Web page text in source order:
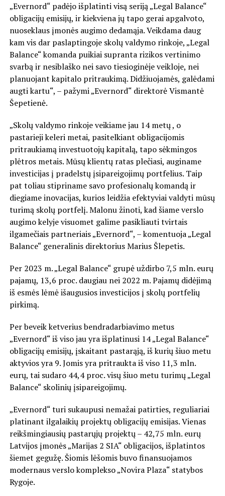
„Evernord“ padėjo išplatinti visą seriją „Legal Balance“
obligacijų emisijų, ir kiekviena jų tapo gerai apgalvoto,
nuoseklaus įmonės augimo dedamąja. Veikdama daug
kam vis dar paslaptingoje skolų valdymo rinkoje, „Legal
Balance“ komanda puikiai supranta rizikos vertinimo
svarbą ir nesiblaško nei savo tiesioginėje veikloje, nei
planuojant kapitalo pritraukimą. Didžiuojamės, galėdami
augti kartu“, – pažymi „Evernord“ direktorė Vismantė
Šepetienė.
„Skolų valdymo rinkoje veikiame jau 14 metų , o
pastarieji keleri metai, pasitelkiant obligacijomis
pritraukiamą investuotojų kapitalą, tapo sėkmingos
plėtros metais. Mūsų klientų ratas plečiasi, auginame
investicijas į pradelstų įsipareigojimų portfelius. Taip
pat toliau stipriname savo profesionalų komandą ir
diegiame inovacijas, kurios leidžia efektyviai valdyti mūsų
turimą skolų portfelį. Malonu žinoti, kad šiame verslo
augimo kelyje visuomet galime pasikliauti tvirtais
ilgamečiais partneriais „Evernord“, – komentuoja „Legal
Balance“ generalinis direktorius Marius Šlepetis.
Per 2023 m. „Legal Balance“ grupė uždirbo 7,5 mln. eurų
pajamų, 13,6 proc. daugiau nei 2022 m. Pajamų didėjimą
iš esmės lėmė išaugusios investicijos į skolų portfelių
pirkimą.
Per beveik ketverius bendradarbiavimo metus
„Evernord“ iš viso jau yra išplatinusi 14 „Legal Balance“
obligacijų emisijų, įskaitant pastarąją, iš kurių šiuo metu
aktyvios yra 9. Jomis yra pritraukta iš viso 11,3 mln.
eurų, tai sudaro 44,4 proc. visų šiuo metu turimų „Legal
Balance“ skolinių įsipareigojimų.
„Evernord“ turi sukaupusi nemažai patirties, reguliariai
platinant ilgalaikių projektų obligacijų emisijas. Vienas
reikšmingiausių pastarųjų projektų – 42,75 mln. eurų
Latvijos įmonės „Marijas 2 SIA“ obligacijos, išplatintos
šiemet gegužę. Šiomis lėšomis buvo finansuojamos
modernaus verslo komplekso „Novira Plaza“ statybos
Rygoje.